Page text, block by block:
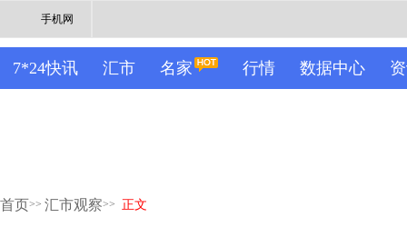
手机网
7*24快讯 汇市 名家 行情 数据中心
首页>> 汇市观察>> 正文